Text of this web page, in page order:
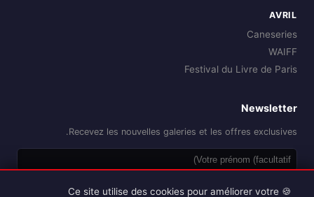
AVRIL
Caneseries
WAIFF
Festival du Livre de Paris
Newsletter
Recevez les nouvelles galeries et les offres exclusives.
🍪 Ce site utilise des cookies pour améliorer votre